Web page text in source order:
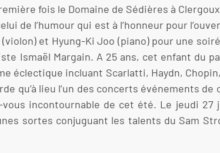
fois le Domaine de Sédières à
de l’humour qui est à l’honneur pour
et Hyung-Ki Joo (piano) pour une
Ismaël Margain. A 25 ans, cet enfant du
éclectique incluant Scarlatti, Haydn,
qu’à lieu l’un des concerts événements
incontournable de cet été. Le jeudi 27
sortes conjuguant les talents du Sam